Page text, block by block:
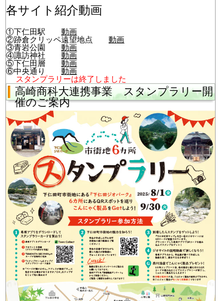
各サイト紹介動画
①下仁田駅動画
②跡倉クリッペ遠望地点動画
③青岩公園動画
④諏訪神社動画
⑤下仁田層動画
⑥中央通り動画
高崎商科大連携事業 スタンプラリー開
催のご案内
スタンプラリーは終了しました